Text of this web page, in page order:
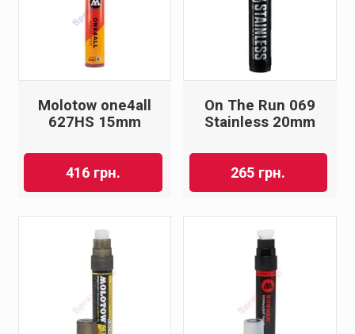
Molotow one4all
627HS 15mm
416 грн.
On The Run 069
Stainless 20mm
265 грн.